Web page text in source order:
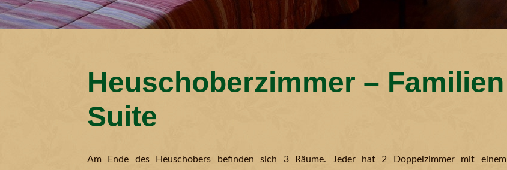
Heuschoberzimmer – Familien
Suite
Am Ende des Heuschobers befinden sich 3 Räume. Jeder hat 2 Doppelzimmer mit einem